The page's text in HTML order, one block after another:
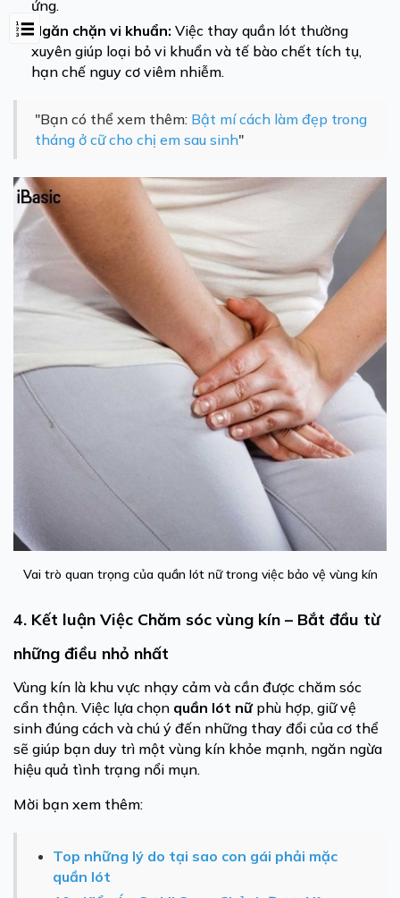
ứng.
Ngăn chặn vi khuẩn: Việc thay quần lót thường
xuyên giúp loại bỏ vi khuẩn và tế bào chết tích tụ,
hạn chế nguy cơ viêm nhiễm.
"Bạn có thể xem thêm: Bật mí cách làm đẹp trong
tháng ở cữ cho chị em sau sinh"
Vai trò quan trọng của quần lót nữ trong việc bảo vệ vùng kín
4. Kết luận Việc Chăm sóc vùng kín – Bắt đầu từ
những điều nhỏ nhất
Vùng kín là khu vực nhạy cảm và cần được chăm sóc
cẩn thận. Việc lựa chọn quần lót nữphù hợp, giữ vệ
sinh đúng cách và chú ý đến những thay đổi của cơ thể
sẽ giúp bạn duy trì một vùng kín khỏe mạnh, ngăn ngừa
hiệu quả tình trạng nổi mụn.
Mời bạn xem thêm:
Top những lý do tại sao con gái phải mặc
quần lót